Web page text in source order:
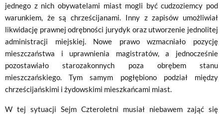
jednego z nich obywatelami miast mogli być cudzoziemcy pod
warunkiem, że są chrześcijanami. Inny z zapisów umożliwiał
likwidację prawnej odrębności jurydyk oraz utworzenie jednolitej
administracji miejskiej. Nowe prawo wzmacniało pozycję
mieszczaństwa i uprawnienia magistratów, a jednocześnie
pozostawiało starozakonnych poza obrębem stanu
mieszczańskiego. Tym samym pogłębiono podział między
chrześcijańskimi i żydowskimi mieszkańcami miast.
W tej sytuacji Sejm Czteroletni musiał niebawem zająć się